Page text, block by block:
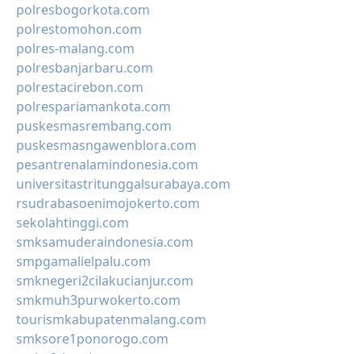
polresbogorkota.com
polrestomohon.com
polres-malang.com
polresbanjarbaru.com
polrestacirebon.com
polrespariamankota.com
puskesmasrembang.com
puskesmasngawenblora.com
pesantrenalamindonesia.com
universitastritunggalsurabaya.com
rsudrabasoenimojokerto.com
sekolahtinggi.com
smksamuderaindonesia.com
smpgamalielpalu.com
smknegeri2cilakucianjur.com
smkmuh3purwokerto.com
tourismkabupatenmalang.com
smksore1ponorogo.com